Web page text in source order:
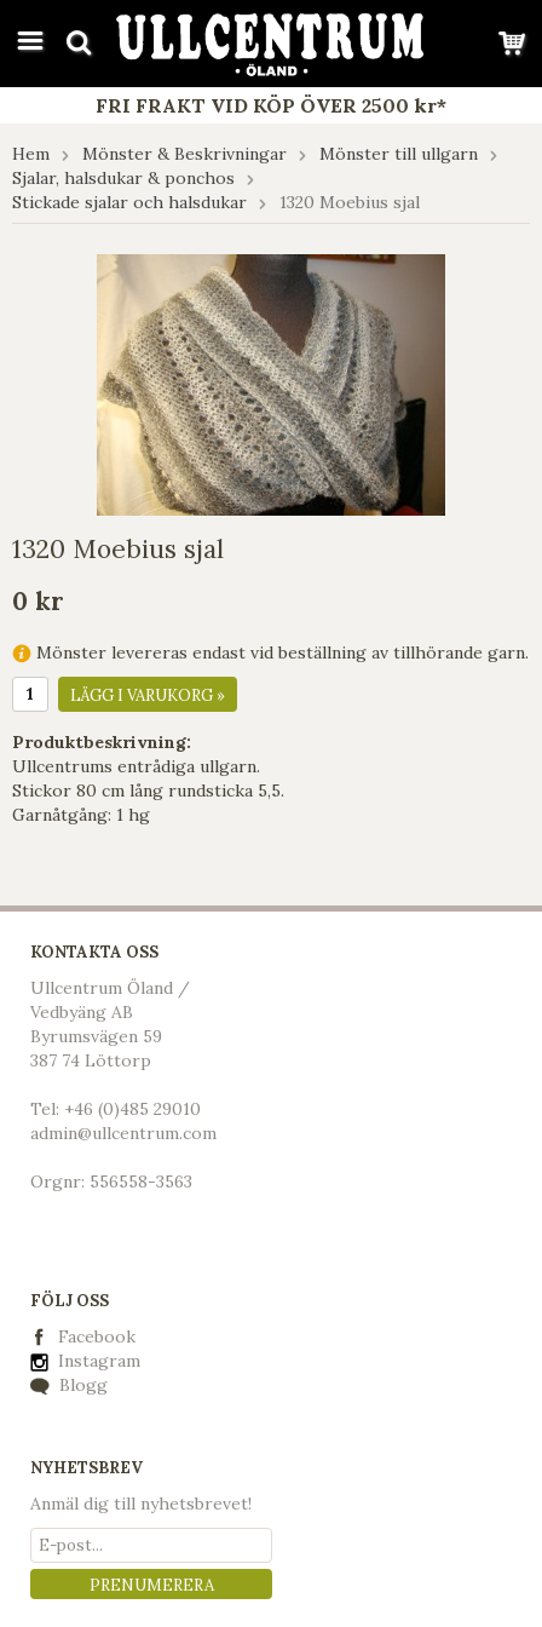
google-site-verification: google7e4b1026db5d9f32.html
FRI FRAKT VID KÖP ÖVER 2500 kr*
Hem Mönster & Beskrivningar
Mönster till ullgarn
Sjalar, halsdukar & ponchos
Stickade sjalar och halsdukar
1320 Moebius sjal
1320 Moebius sjal
0 kr
Mönster levereras endast vid beställning av tillhörande garn.
LÄGG I VARUKORG »
Produktbeskrivning:
Ullcentrums entrådiga ullgarn.
Stickor 80 cm lång rundsticka 5,5.
Garnåtgång: 1 hg
KONTAKTA OSS
Ullcentrum Öland /
Vedbyäng AB
Byrumsvägen 59
387 74 Löttorp
Tel: +46 (0)485 29010
admin@ullcentrum.com
Orgnr: 556558-3563
FÖLJ OSS
Facebook
Instagram
Blogg
NYHETSBREV
Anmäl dig till nyhetsbrevet!
PRENUMERERA